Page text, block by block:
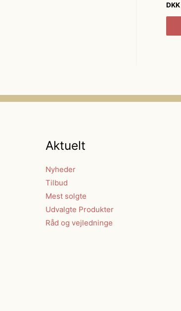
DKK
Aktuelt
Nyheder
Tilbud
Mest solgte
Udvalgte Produkter
Råd og vejledninge